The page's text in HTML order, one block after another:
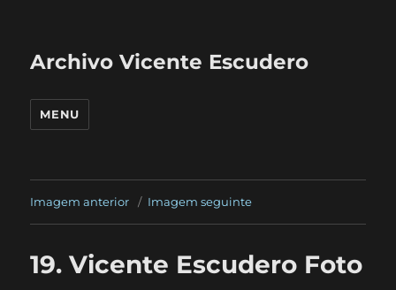
Archivo Vicente Escudero
MENU
Imagem anterior Imagem seguinte
19. Vicente Escudero Foto